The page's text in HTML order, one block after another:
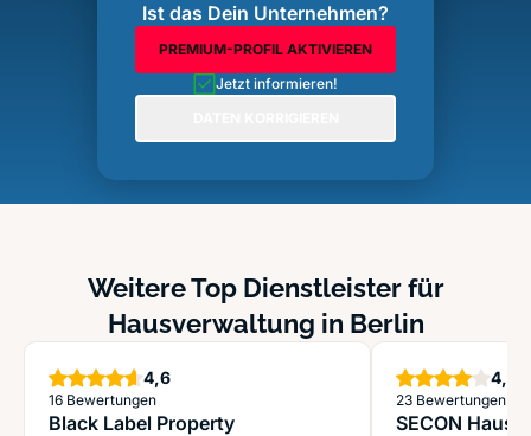
Ist das Dein Unternehmen?
PREMIUM-PROFIL AKTIVIEREN
Jetzt informieren!
Weitere Top Dienstleister für
Hausverwaltung in Berlin
4,6Sterne
16 Bewertungen
Black Label Property
4,0
23 Bewertungen
SECON Haus-